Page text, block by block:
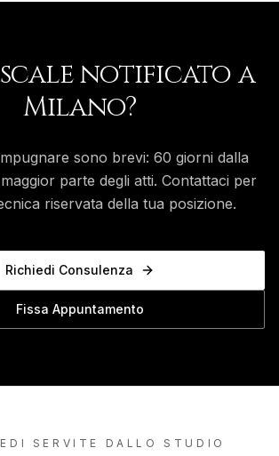
notificato a
Milano?
sono brevi: 60 giorni dalla
parte degli atti. Contattaci per
riservata della tua posizione.
Richiedi Consulenza
Fissa Appuntamento
SERVITE DALLO STUDIO